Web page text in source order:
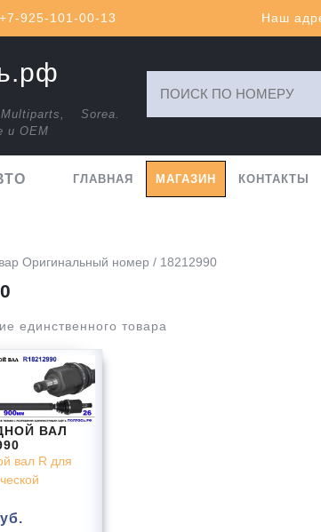
925-101-00-13 Наш
Sorea.
и ОЕМ
ГЛАВНАЯ МАГАЗИН КОНТАКТЫ
Оригинальный номер / 18212990
единственного товара
ВАЛ
вал R для